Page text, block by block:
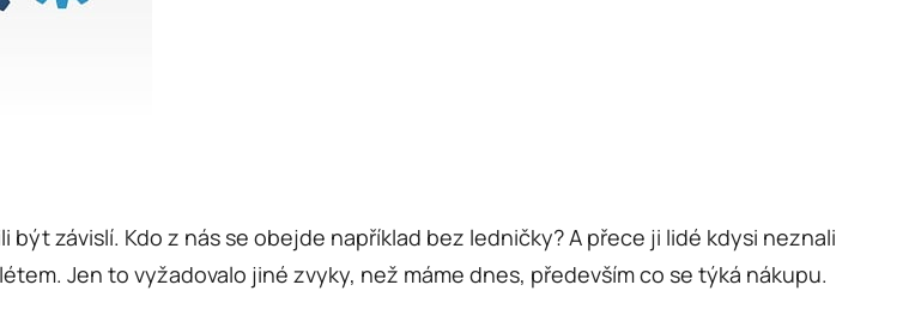
závislí. Kdo z nás se obejde například bez ledničky? A přece ji lidé kdysi neznali
Jen to vyžadovalo jiné zvyky, než máme dnes, především co se týká nákupu.